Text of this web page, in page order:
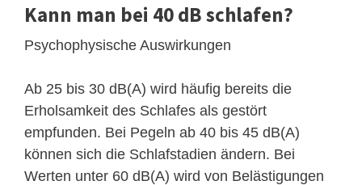
Kann man bei 40 dB schlafen?
Psychophysische Auswirkungen
Ab 25 bis 30 dB(A) wird häufig bereits die
Erholsamkeit des Schlafes als gestört
empfunden. Bei Pegeln ab 40 bis 45 dB(A)
können sich die Schlafstadien ändern. Bei
Werten unter 60 dB(A) wird von Belästigungen